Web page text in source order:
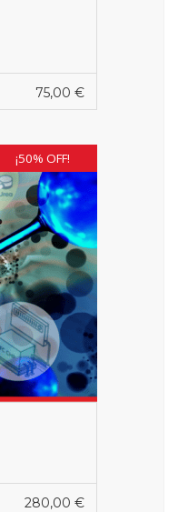
75,00 €
¡50% OFF!
280,00 €